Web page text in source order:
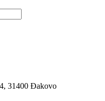
31400 Đakovo